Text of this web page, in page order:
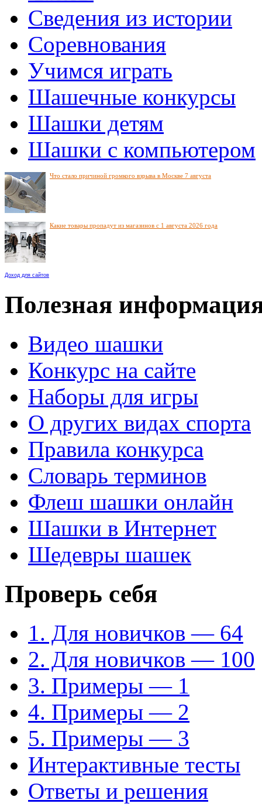
Сведения из истории
Соревнования
Учимся играть
Шашечные конкурсы
Шашки детям
Шашки с компьютером
Что стало причиной громкого взрыва в Москве 7 августа
Какие товары пропадут из магазинов с 1 августа 2026 года
Доход для сайтов
Полезная
Видео шашки
Конкурс на сайте
Наборы для игры
О других видах спорта
Правила конкурса
Словарь терминов
Флеш шашки онлайн
Шашки в Интернет
Шедевры шашек
Проверь себя
1. Для новичков — 64
2. Для новичков — 100
3. Примеры — 1
4. Примеры — 2
5. Примеры — 3
Интерактивные тесты
Ответы и решения